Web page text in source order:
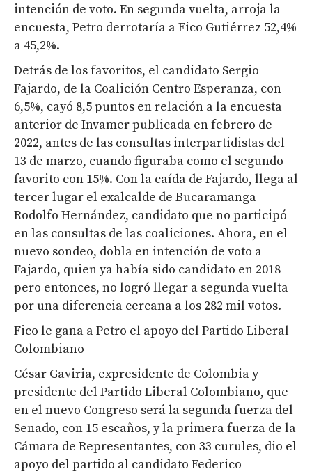
intención de voto. En segunda vuelta, arroja la
encuesta, Petro derrotaría a Fico Gutiérrez 52,4%
a 45,2%.
Detrás de los favoritos, el candidato Sergio
Fajardo, de la Coalición Centro Esperanza, con
6,5%, cayó 8,5 puntos en relación a la encuesta
anterior de Invamer publicada en febrero de
2022, antes de las consultas interpartidistas del
13 de marzo, cuando figuraba como el segundo
favorito con 15%. Con la caída de Fajardo, llega al
tercer lugar el exalcalde de Bucaramanga
Rodolfo Hernández, candidato que no participó
en las consultas de las coaliciones. Ahora, en el
nuevo sondeo, dobla en intención de voto a
Fajardo, quien ya había sido candidato en 2018
pero entonces, no logró llegar a segunda vuelta
por una diferencia cercana a los 282 mil votos.
Fico le gana a Petro el apoyo del Partido Liberal
Colombiano
César Gaviria, expresidente de Colombia y
presidente del Partido Liberal Colombiano, que
en el nuevo Congreso será la segunda fuerza del
Senado, con 15 escaños, y la primera fuerza de la
Cámara de Representantes, con 33 curules, dio el
apoyo del partido al candidato Federico